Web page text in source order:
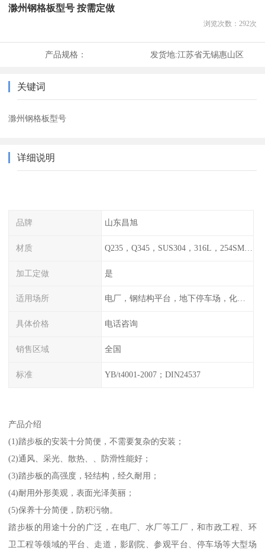
滁州钢格板型号 按需定做
浏览次数： 292次
产品规格： 发货地:江苏省无锡惠山区
关键词
滁州钢格板型号
详细说明
品牌 山东昌旭
材质 Q235，Q345，SUS304，316L，254SMO，2205
加工定做 是
适用场所 电厂，钢结构平台，地下停车场，化工平台，港口码头
具体价格 电话咨询
销售区域 全国
标准 YB/t4001-2007；DIN24537
产品介绍
(1)踏步板的安装十分简便，不需要复杂的安装；
(2)通风、采光、散热、、防滑性能好；
(3)踏步板的高强度，轻结构，经久耐用；
(4)耐用外形美观，表面光泽美丽；
(5)保养十分简便，防积污物。
踏步板的用途十分的广泛，在电厂、水厂等工厂，和市政工程、环
卫工程等领域的平台、走道，影剧院、参观平台、停车场等大型场